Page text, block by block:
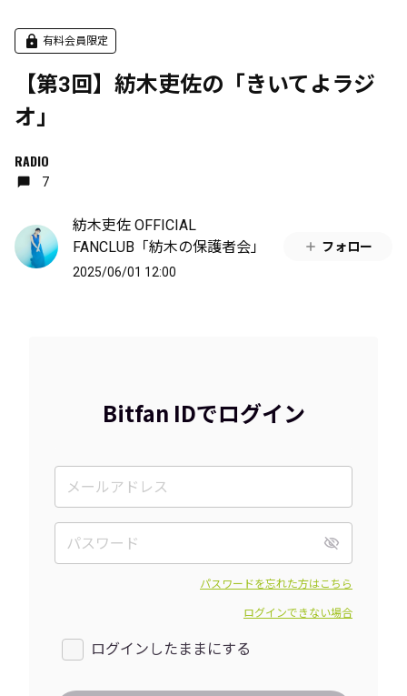
有料会員限定
【第3回】紡木吏佐の「きいてよラジ
オ」
RADIO
7
紡木吏佐 OFFICIAL
FANCLUB「紡木の保護者会」
2025/06/01 12:00
フォロー
Bitfan IDでログイン
パスワードを忘れた方はこちら
ログインできない場合
ログインしたままにする